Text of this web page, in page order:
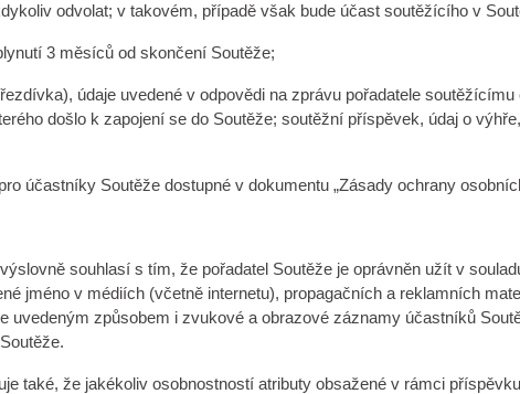
odvolat; v takovém, případě však bude účast soutěžícího v
3 měsíců od skončení Soutěže;
údaje uvedené v odpovědi na zprávu pořadatele
došlo k zapojení se do Soutěže; soutěžní příspěvek, údaj o
účastníky Soutěže dostupné v dokumentu „Zásady ochrany
souhlasí s tím, že pořadatel Soutěže je oprávněn užít v
jméno v médiích (včetně internetu), propagačních a reklamních
způsobem i zvukové a obrazové záznamy účastníků
také, že jakékoliv osobnostností atributy obsažené v rámci